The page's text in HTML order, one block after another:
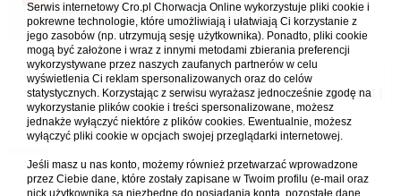
1 ... 10 11 12
wNasze relacje z
podróży
13.06.2025 17:49
Forum Chorwacja Online - Cro.pl
Usuń ciasteczka• Strefa czasowa: UTC + 1 (Polska - czas zimowy) [ DST
Serwis internetowy Cro.pl Chorwacja Online wykorzystuje pliki cookie i
pokrewne technologie, które umożliwiają i ułatwiają Ci korzystanie z
jego zasobów (np. utrzymują sesję użytkownika). Ponadto, pliki cookie
mogą być założone i wraz z innymi metodami zbierania preferencji
wykorzystywane przez naszych zaufanych partnerów w celu
wyświetlenia Ci reklam spersonalizowanych oraz do celów
statystycznych. Korzystając z serwisu wyrażasz jednocześnie zgodę na
wykorzystanie plików cookie i treści spersonalizowane, możesz
jednakże wyłączyć niektóre z plików cookies. Ewentualnie, możesz
wyłączyć pliki cookie w opcjach swojej przeglądarki internetowej.
Jeśli masz u nas konto, możemy również przetwarzać wprowadzone
przez Ciebie dane, które zostały zapisane w Twoim profilu (e-mail oraz
nick użytkownika są niezbędne do posiadania konta, pozostałe dane